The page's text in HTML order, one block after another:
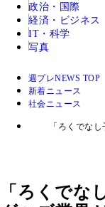
政治・国際
経済・ビジネス
IT・科学
写真
週プレNEWS TOP
新着ニュース
社会ニュース
「ろくでな
「ろくでな